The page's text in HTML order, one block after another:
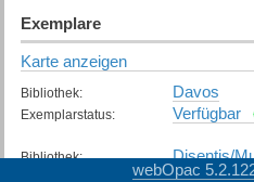
Exemplare
Karte anzeigen
Bibliothek: Davos
Exemplarstatus: Verfügbar
Bibliothek: Disentis/
Verfügbar
webOpac